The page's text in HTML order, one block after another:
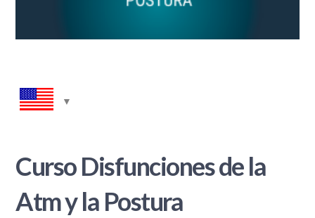
Curso Disfunciones de la
Atm y la Postura